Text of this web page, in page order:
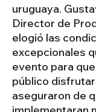
uruguaya.
Director de
elogió las
excepcionales
evento para
público
aseguraron de